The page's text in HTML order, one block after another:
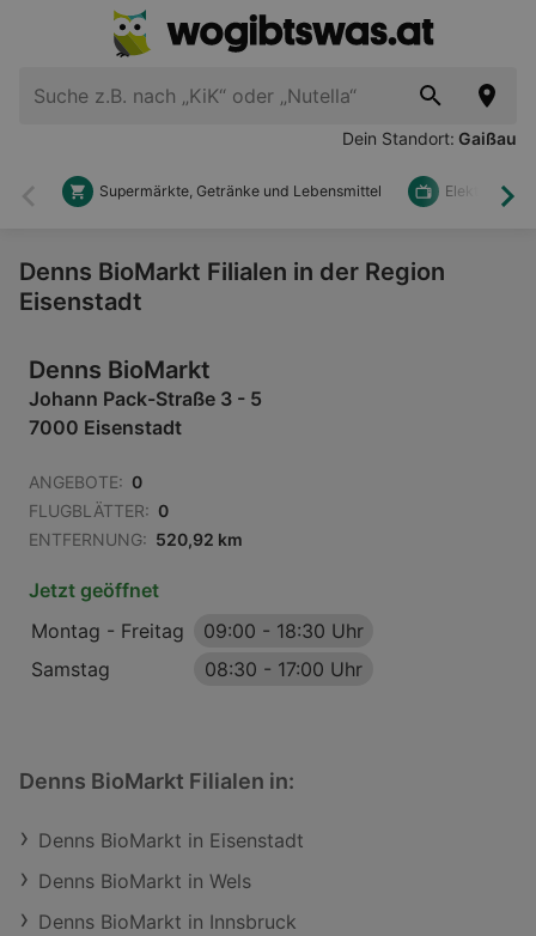
Dein Standort: Gaißau
Zurück
Supermärkte, Getränke und Lebensmittel Elektronik
Denns BioMarkt Filialen in der Region
Eisenstadt
Denns BioMarkt
Johann Pack-Straße 3 - 5
7000 Eisenstadt
ANGEBOTE: 0
FLUGBLÄTTER: 0
ENTFERNUNG: 520,92 km
Jetzt geöffnet
Montag - Freitag
09:00 - 18:30 Uhr
Samstag
08:30 - 17:00 Uhr
Denns BioMarkt Filialen in:
Denns BioMarkt in Eisenstadt
Denns BioMarkt in Wels
Denns BioMarkt in Innsbruck